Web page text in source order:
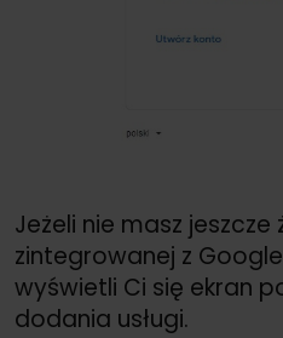
Jeżeli nie masz
zintegrowanej z
wyświetli Ci się ekran
dodania usługi.